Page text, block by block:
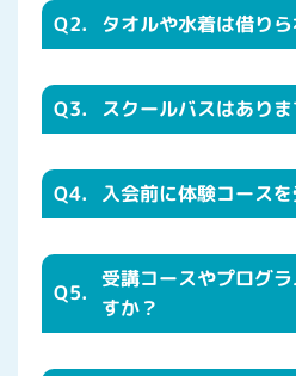
Q2. タオルや水着は借り
Q3. スクールバスはありま
Q4. 入会前に体験コース
Q5.
受講コースやプログ
すか？